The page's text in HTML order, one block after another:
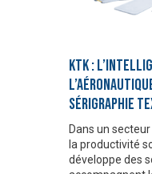
KTK :
SÉRIGRAPHIE
Dans un
la productivité
développe des